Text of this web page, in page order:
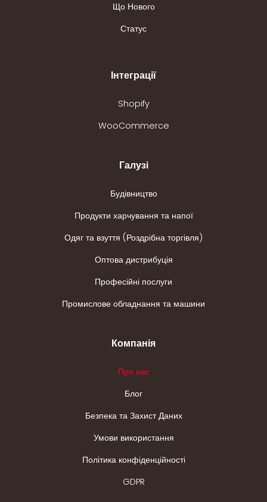
Що Нового
Статус
Інтеграції
Shopify
WooCommerce
Галузі
Будівництво
Продукти харчування та напої
Одяг та взуття (Роздрібна торгівля)
Оптова дистрибуція
Професійні послуги
Промислове обладнання та машини
Компанія
Про нас
Блог
Безпека та Захист Даних
Умови використання
Політика конфіденційності
GDPR